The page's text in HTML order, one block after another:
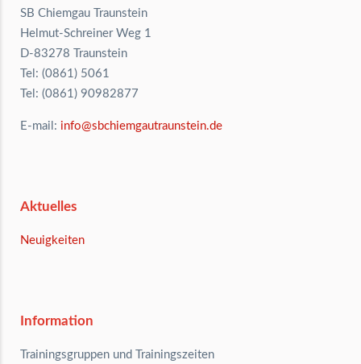
SB Chiemgau Traunstein
Helmut-Schreiner Weg 1
D-83278 Traunstein
Tel: (0861) 5061
Tel: (0861) 90982877
E-mail: info@sbchiemgautraunstein.de
Aktuelles
Neuigkeiten
Information
Trainingsgruppen und Trainingszeiten